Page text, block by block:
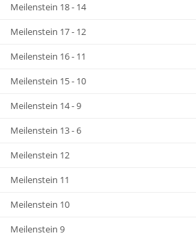
Meilenstein 18 - 14
Meilenstein 17 - 12
Meilenstein 16 - 11
Meilenstein 15 - 10
Meilenstein 14 - 9
Meilenstein 13 - 6
Meilenstein 12
Meilenstein 11
Meilenstein 10
Meilenstein 9